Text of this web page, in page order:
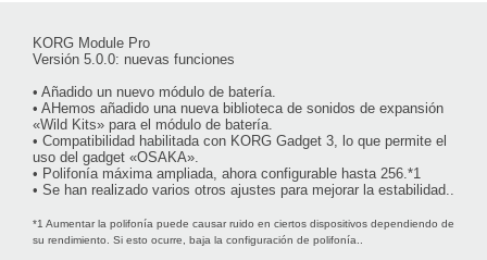
KORG Module Pro
Versión 5.0.0: nuevas funciones
• Añadido un nuevo módulo de batería.
• AHemos añadido una nueva biblioteca de sonidos de expansión
«Wild Kits» para el módulo de batería.
• Compatibilidad habilitada con KORG Gadget 3, lo que permite el
uso del gadget «OSAKA».
• Polifonía máxima ampliada, ahora configurable hasta 256.*1
• Se han realizado varios otros ajustes para mejorar la estabilidad..
*1 Aumentar la polifonía puede causar ruido en ciertos dispositivos dependiendo de
su rendimiento. Si esto ocurre, baja la configuración de polifonía..